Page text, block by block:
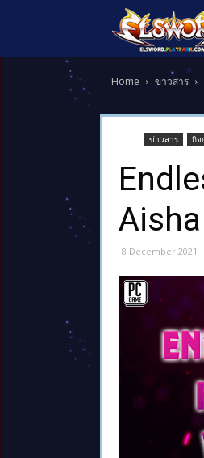
Home ข่าวสาร
ข่าวสาร กิจ
8 December 2021